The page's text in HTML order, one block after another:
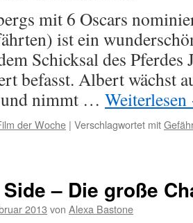
mit 6 Oscars
ist ein
Schicksal des Pferdes
befasst. Albert wächst
nimmt … Weiterlesen
der Woche | Verschlagwortet mit
– Die große
2013 von Alexa Bastone